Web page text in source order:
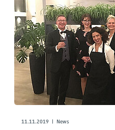
11.11.2019 | News